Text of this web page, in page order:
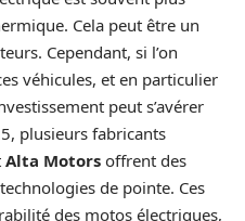
Cela peut être un
Cependant, si l’on
véhicules, et en particulier
peut s’avérer
plusieurs fabricants
Alta Motors offrent des
de pointe. Ces
des motos électriques,